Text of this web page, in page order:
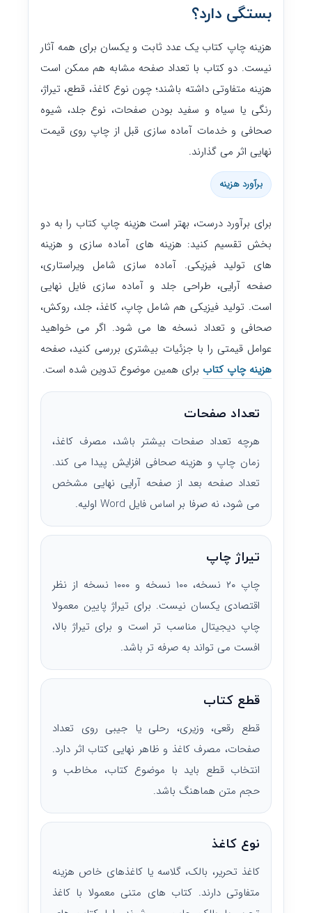
بستگی دارد؟
هزینه چاپ کتاب یک عدد ثابت و یکسان برای همه آثار
نیست. دو کتاب با تعداد صفحه مشابه هم ممکن است
هزینه متفاوتی داشته باشند؛ چون نوع کاغذ، قطع، تیراژ،
رنگی یا سیاه و سفید بودن صفحات، نوع جلد، شیوه
صحافی و خدمات آماده سازی قبل از چاپ روی قیمت
نهایی اثر می گذارند.
برآورد هزینه
برای برآورد درست، بهتر است هزینه چاپ کتاب را به دو
بخش تقسیم کنید: هزینه های آماده سازی و هزینه
های تولید فیزیکی. آماده سازی شامل ویراستاری،
صفحه آرایی، طراحی جلد و آماده سازی فایل نهایی
است. تولید فیزیکی هم شامل چاپ، کاغذ، جلد، روکش،
صحافی و تعداد نسخه ها می شود. اگر می خواهید
عوامل قیمتی را با جزئیات بیشتری بررسی کنید، صفحه
هزینه چاپ کتاب برای همین موضوع تدوین شده است.
تعداد صفحات
هرچه تعداد صفحات بیشتر باشد، مصرف کاغذ،
زمان چاپ و هزینه صحافی افزایش پیدا می کند.
تعداد صفحه بعد از صفحه آرایی نهایی مشخص
می شود، نه صرفا بر اساس فایل Word اولیه.
تیراژ چاپ
چاپ ۲۰ نسخه، ۱۰۰ نسخه و ۱۰۰۰ نسخه از نظر
اقتصادی یکسان نیست. برای تیراژ پایین معمولا
چاپ دیجیتال مناسب تر است و برای تیراژ بالا،
افست می تواند به صرفه تر باشد.
قطع کتاب
قطع رقعی، وزیری، رحلی یا جیبی روی تعداد
صفحات، مصرف کاغذ و ظاهر نهایی کتاب اثر دارد.
انتخاب قطع باید با موضوع کتاب، مخاطب و
حجم متن هماهنگ باشد.
نوع کاغذ
کاغذ تحریر، بالک، گلاسه یا کاغذهای خاص هزینه
متفاوتی دارند. کتاب های متنی معمولا با کاغذ